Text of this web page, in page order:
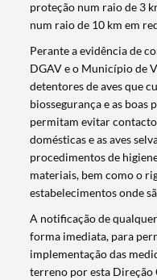
proteção num raio de 3
num raio de 10 km em
Perante a evidência de
DGAV e o Município de
detentores de aves que
biossegurança e as boas
permitam evitar
domésticas e as aves
procedimentos de
materiais, bem como o
estabelecimentos onde
A notificação de
forma imediata, para
implementação das
terreno por esta Direção